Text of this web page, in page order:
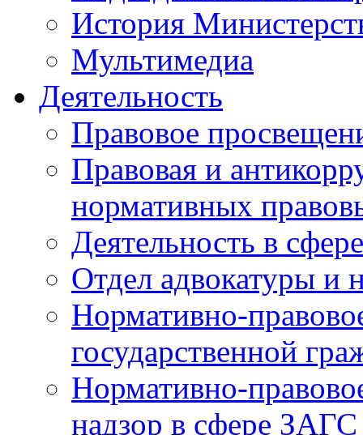
История
Мультимедиа
Деятельность
Правовое
Правовая и
нормативных
Деятельность в
Отдел адвокатуры и
Нормативно-
государственной
Нормативно-
надзор в сфере ЗАГС